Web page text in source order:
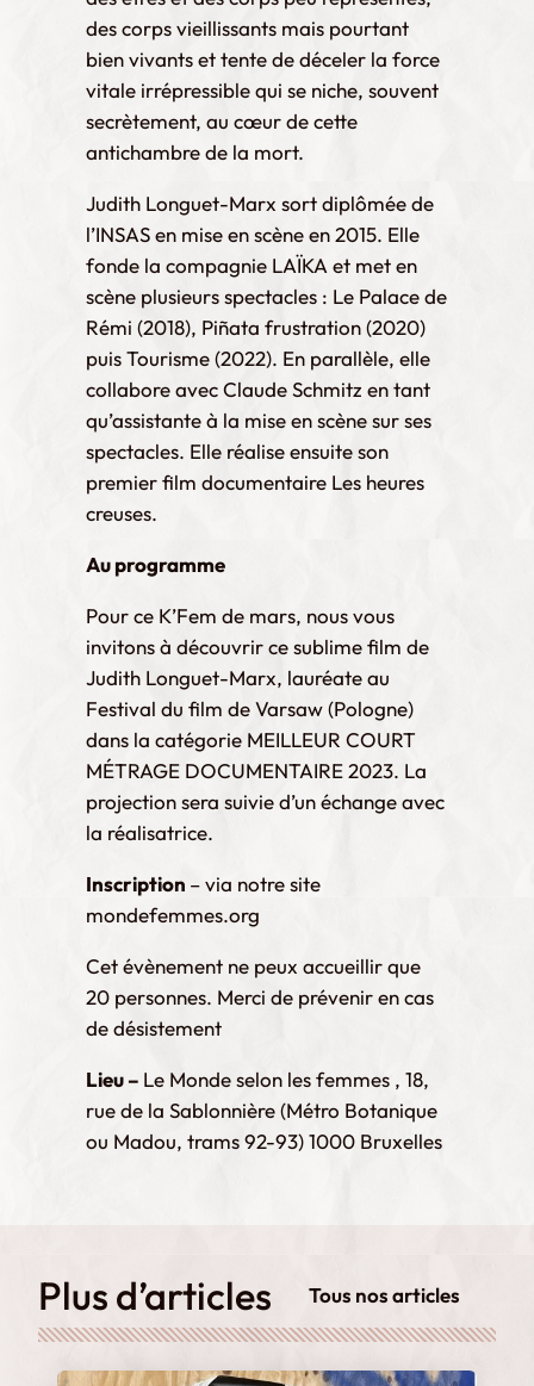
des corps vieillissants mais pourtant
bien vivants et tente de déceler la force
vitale irrépressible qui se niche, souvent
secrètement, au cœur de cette
antichambre de la mort.
Judith Longuet-Marx sort diplômée de
l’INSAS en mise en scène en 2015. Elle
fonde la compagnie LAÏKA et met en
scène plusieurs spectacles : Le Palace de
Rémi (2018), Piñata frustration (2020)
puis Tourisme (2022). En parallèle, elle
collabore avec Claude Schmitz en tant
qu’assistante à la mise en scène sur ses
spectacles. Elle réalise ensuite son
premier film documentaire Les heures
creuses.
Au programme
Pour ce K’Fem de mars, nous vous
invitons à découvrir ce sublime film de
Judith Longuet-Marx, lauréate au
Festival du film de Varsaw (Pologne)
dans la catégorie MEILLEUR COURT
MÉTRAGE DOCUMENTAIRE 2023. La
projection sera suivie d’un échange avec
la réalisatrice.
Inscription – via notre site
mondefemmes.org
Cet évènement ne peux accueillir que
20 personnes. Merci de prévenir en cas
de désistement
Lieu – Le Monde selon les femmes , 18,
rue de la Sablonnière (Métro Botanique
ou Madou, trams 92-93) 1000 Bruxelles
Plus d’articles Tous nos articles